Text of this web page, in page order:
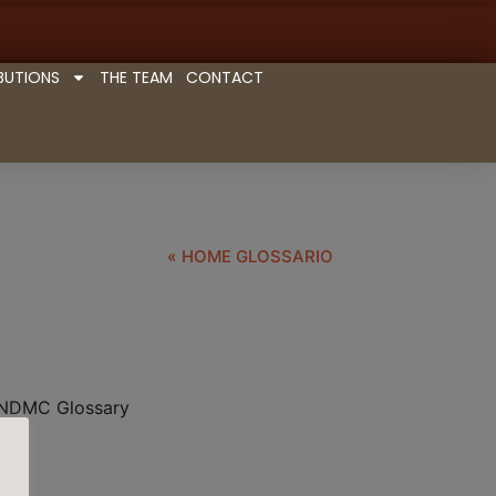
THE TEAM CONTACT
« HOME GLOSSARIO
Glossary